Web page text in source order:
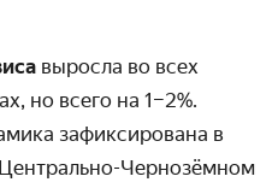
выросла во всех
но всего на 1–2%.
зафикси­рована в
Чернозёмном